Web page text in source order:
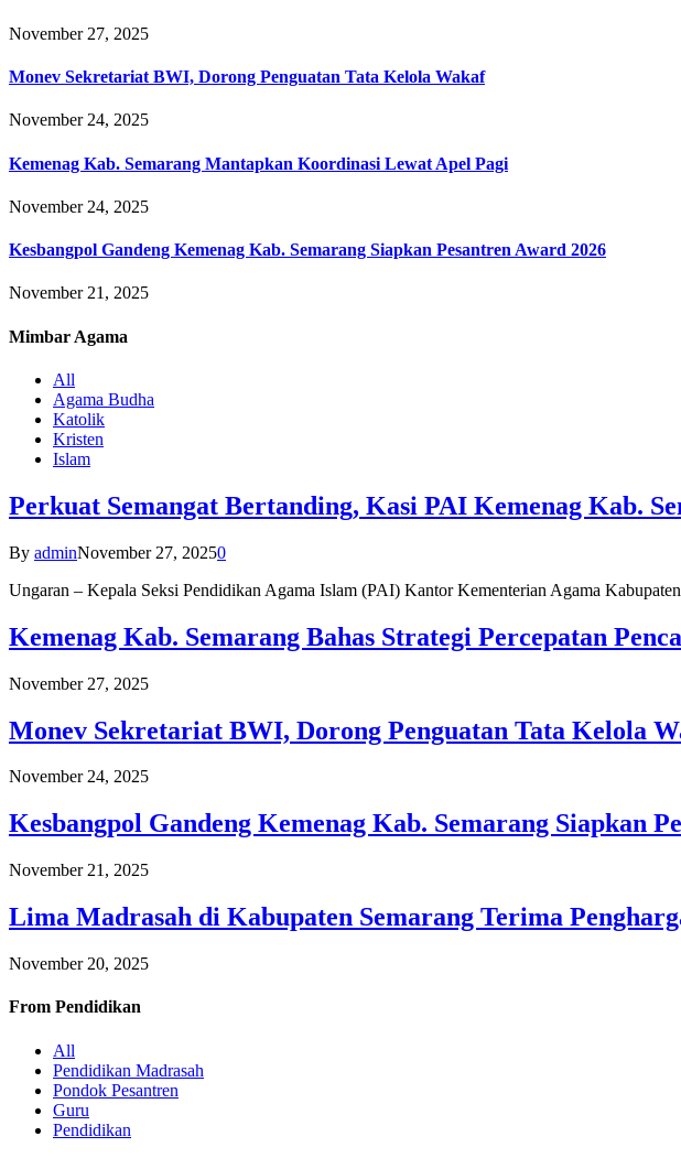
November 27, 2025
Monev Sekretariat BWI, Dorong Penguatan Tata Kelola Wakaf
November 24, 2025
Kemenag Kab. Semarang Mantapkan Koordinasi Lewat Apel Pagi
November 24, 2025
Kesbangpol Gandeng Kemenag Kab. Semarang Siapkan Pesantren Award 2026
November 21, 2025
Mimbar Agama
All
Agama Budha
Katolik
Kristen
Islam
Perkuat Semangat Bertanding, Kasi PAI Kemenag Kab.
By adminNovember 27, 20250
Ungaran – Kepala Seksi Pendidikan Agama Islam (PAI) Kantor Kementerian Agama
Kemenag Kab. Semarang Bahas Strategi Percepatan
November 27, 2025
Monev Sekretariat BWI, Dorong Penguatan Tata Kelola
November 24, 2025
Kesbangpol Gandeng Kemenag Kab. Semarang Siapkan
November 21, 2025
Lima Madrasah di Kabupaten Semarang Terima
November 20, 2025
From Pendidikan
All
Pendidikan Madrasah
Pondok Pesantren
Guru
Pendidikan